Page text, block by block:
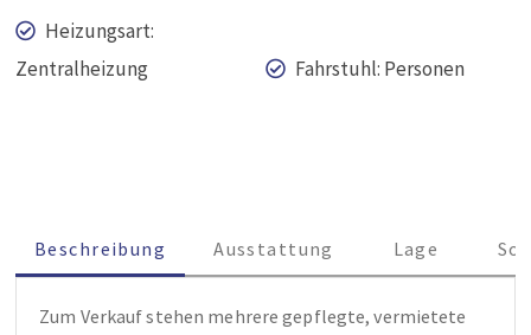
Heizungsart:
Zentralheizung
Fahrstuhl: Personen
Beschreibung Ausstattung Lage